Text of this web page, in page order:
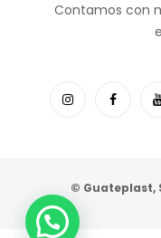
Contamos con
© Guateplast,